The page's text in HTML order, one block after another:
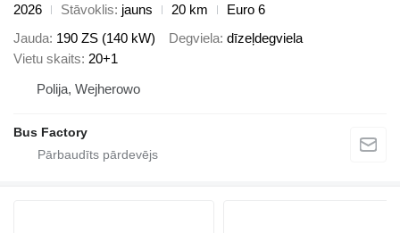
2026
Stāvoklis jauns 20 km
Euro 6
Jauda 190 ZS (140 kW) Degviela dīzeļdegviela
Vietu skaits 20+1
Polija, Wejherowo
Bus Factory